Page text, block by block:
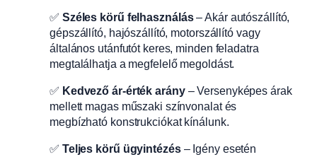
✅ Széles körű felhasználás– Akár autószállító,
gépszállító, hajószállító, motorszállító vagy
általános utánfutót keres, minden feladatra
megtalálhatja a megfelelő megoldást.
✅ Kedvező ár-érték arány– Versenyképes árak
mellett magas műszaki színvonalat és
megbízható konstrukciókat kínálunk.
✅ Teljes körű ügyintézés– Igény esetén